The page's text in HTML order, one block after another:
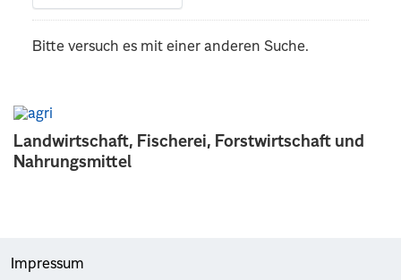
Landwirtschaft, Fischerei, Forstwirtschaft und
Nahrungsmittel
Bitte versuch es mit einer anderen Suche.
Impressum